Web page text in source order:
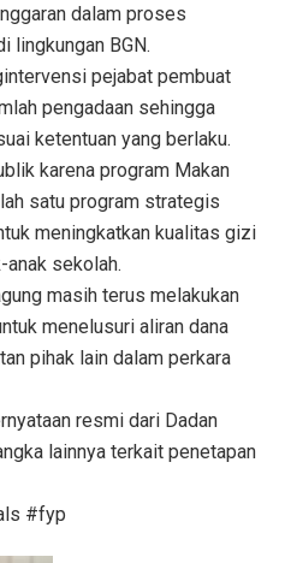
dalam proses
lingkungan BGN.
pejabat pembuat
pengadaan sehingga
ketentuan yang berlaku.
karena program Makan
satu program strategis
meningkatkan kualitas gizi
anak sekolah.
masih terus melakukan
menelusuri aliran dana
pihak lain dalam perkara
resmi dari Dadan
lainnya terkait penetapan
#fyp